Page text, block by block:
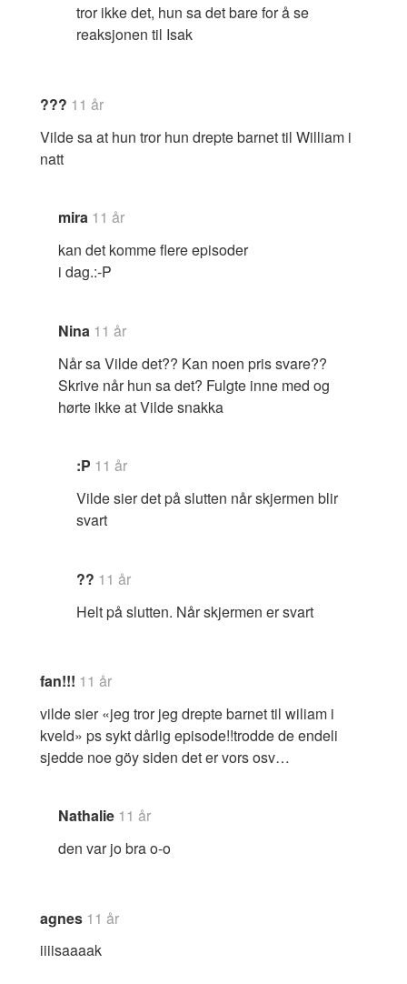
tror ikke det, hun sa det bare for å se
reaksjonen til Isak
??? 11 år
Vilde sa at hun tror hun drepte barnet til William i
natt
mira 11 år
kan det komme flere episoder
i dag.:-P
Nina 11 år
Når sa Vilde det?? Kan noen pris svare??
Skrive når hun sa det? Fulgte inne med og
hørte ikke at Vilde snakka
:P 11 år
Vilde sier det på slutten når skjermen blir
svart
?? 11 år
Helt på slutten. Når skjermen er svart
fan!!! 11 år
vilde sier «jeg tror jeg drepte barnet til wiliam i
kveld» ps sykt dårlig episode!!trodde de endeli
sjedde noe göy siden det er vors osv…
Nathalie 11 år
den var jo bra o-o
agnes 11 år
iiiisaaaak